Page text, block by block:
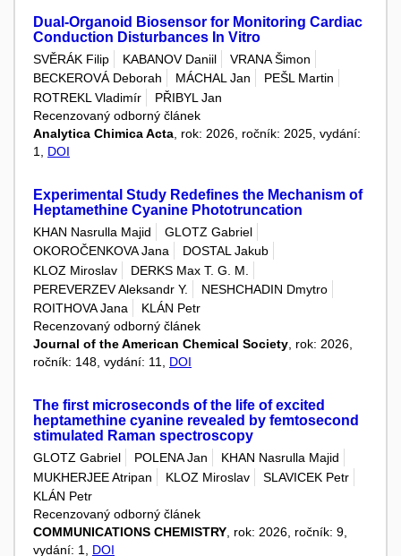
Dual-Organoid Biosensor for Monitoring Cardiac
Conduction Disturbances In Vitro
SVĚRÁK Filip KABANOV Daniil
VRANA Šimon
BECKEROVÁ Deborah
MÁCHAL Jan
PEŠL Martin
ROTREKL Vladimír
PŘIBYL Jan
Recenzovaný odborný článek
Analytica Chimica Acta , rok: 2026, ročník: 2025, vydání:
1, DOI
Experimental Study Redefines the Mechanism of
Heptamethine Cyanine Phototruncation
KHAN Nasrulla Majid
GLOTZ Gabriel
OKOROČENKOVA Jana
DOSTAL Jakub
KLOZ Miroslav
DERKS Max T. G. M.
PEREVERZEV Aleksandr Y.
NESHCHADIN Dmytro
ROITHOVA Jana
KLÁN Petr
Recenzovaný odborný článek
Journal of the American Chemical Society , rok: 2026,
ročník: 148, vydání: 11, DOI
The first microseconds of the life of excited
heptamethine cyanine revealed by femtosecond
stimulated Raman spectroscopy
GLOTZ Gabriel POLENA Jan
KHAN Nasrulla Majid
MUKHERJEE Atripan
KLOZ Miroslav
SLAVICEK Petr
KLÁN Petr
Recenzovaný odborný článek
COMMUNICATIONS CHEMISTRY , rok: 2026, ročník: 9,
vydání: 1, DOI